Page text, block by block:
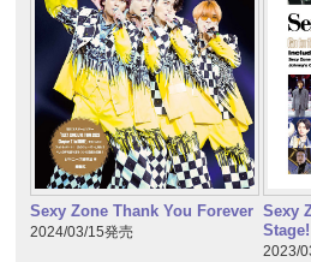
Sexy Zone Thank You Forever
2024/03/15発売
Sexy
Stage!
2023/